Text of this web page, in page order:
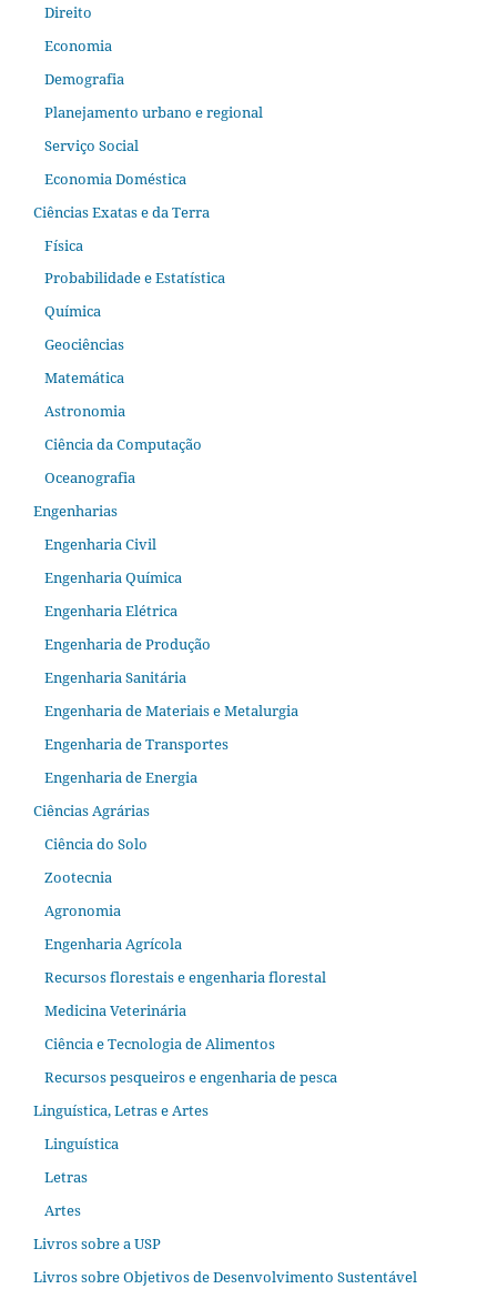
Direito
Economia
Demografia
Planejamento urbano e regional
Serviço Social
Economia Doméstica
Ciências Exatas e da Terra
Física
Probabilidade e Estatística
Química
Geociências
Matemática
Astronomia
Ciência da Computação
Oceanografia
Engenharias
Engenharia Civil
Engenharia Química
Engenharia Elétrica
Engenharia de Produção
Engenharia Sanitária
Engenharia de Materiais e Metalurgia
Engenharia de Transportes
Engenharia de Energia
Ciências Agrárias
Ciência do Solo
Zootecnia
Agronomia
Engenharia Agrícola
Recursos florestais e engenharia florestal
Medicina Veterinária
Ciência e Tecnologia de Alimentos
Recursos pesqueiros e engenharia de pesca
Linguística, Letras e Artes
Linguística
Letras
Artes
Livros sobre a USP
Livros sobre Objetivos de Desenvolvimento Sustentável